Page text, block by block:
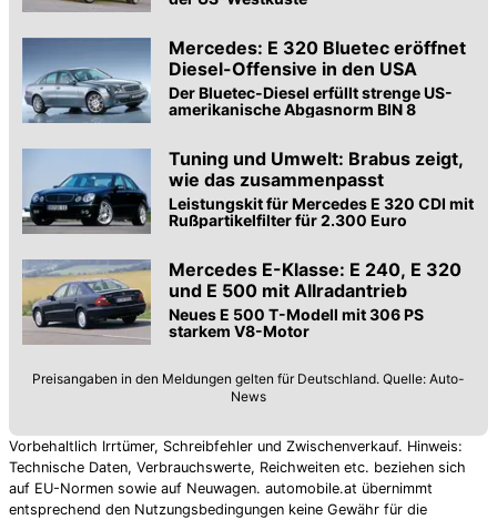
Mercedes: E 320 Bluetec eröffnet
Diesel-Offensive in den USA
Der Bluetec-Diesel erfüllt strenge US-
amerikanische Abgasnorm BIN 8
Tuning und Umwelt: Brabus zeigt,
wie das zusammenpasst
Leistungskit für Mercedes E 320 CDI mit
Rußpartikelfilter für 2.300 Euro
Mercedes E-Klasse: E 240, E 320
und E 500 mit Allradantrieb
Neues E 500 T-Modell mit 306 PS
starkem V8-Motor
Preisangaben in den Meldungen gelten für Deutschland. Quelle: Auto-
News
Vorbehaltlich Irrtümer, Schreibfehler und Zwischenverkauf. Hinweis:
Technische Daten, Verbrauchswerte, Reichweiten etc. beziehen sich
auf EU-Normen sowie auf Neuwagen. automobile.at übernimmt
entsprechend den Nutzungsbedingungen keine Gewähr für die